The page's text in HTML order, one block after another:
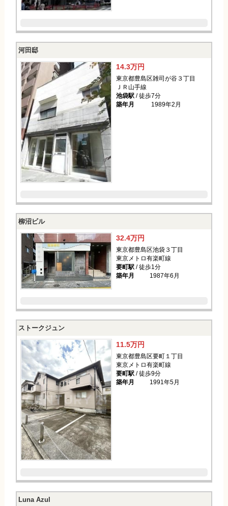
河田邸
14.3万円
東京都豊島区雑司が谷３丁目
ＪＲ山手線
池袋駅/ 徒歩7分
築年月
1989年2月
柳沼ビル
32.4万円
東京都豊島区池袋３丁目
東京メトロ有楽町線
要町駅/ 徒歩1分
築年月
1987年6月
ストークジュン
11.5万円
東京都豊島区要町１丁目
東京メトロ有楽町線
要町駅/ 徒歩9分
築年月
1991年5月
Luna Azul